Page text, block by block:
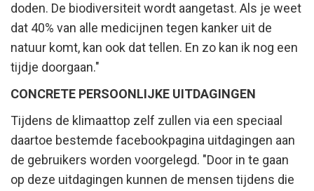
doden. De biodiversiteit wordt aangetast. Als je weet
dat 40% van alle medicijnen tegen kanker uit de
natuur komt, kan ook dat tellen. En zo kan ik nog een
tijdje doorgaan."
CONCRETE PERSOONLIJKE UITDAGINGEN
Tijdens de klimaattop zelf zullen via een speciaal
daartoe bestemde facebookpagina uitdagingen aan
de gebruikers worden voorgelegd. "Door in te gaan
op deze uitdagingen kunnen de mensen tijdens die